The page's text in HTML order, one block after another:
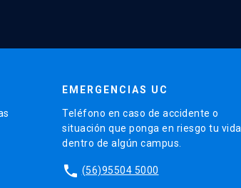
EMERGENCIAS UC
Teléfono en caso de accidente o
situación que ponga en riesgo tu vida
dentro de algún campus.
phone (56)95504 5000